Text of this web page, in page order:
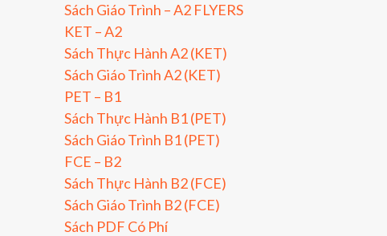
Sách Giáo Trình – A2 FLYERS
KET – A2
Sách Thực Hành A2 (KET)
Sách Giáo Trình A2 (KET)
PET – B1
Sách Thực Hành B1 (PET)
Sách Giáo Trình B1 (PET)
FCE – B2
Sách Thực Hành B2 (FCE)
Sách Giáo Trình B2 (FCE)
Sách PDF Có Phí